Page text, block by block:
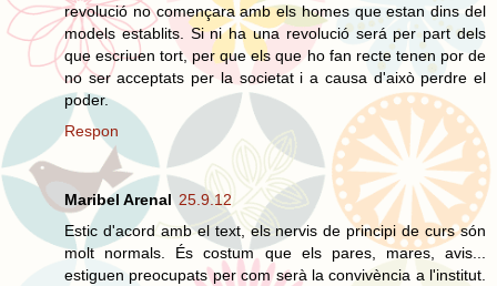
revolució no començara amb els homes que estan dins del
models establits. Si ni ha una revolució será per part dels
que escriuen tort, per que els que ho fan recte tenen por de
no ser acceptats per la societat i a causa d'això perdre el
poder.
Respon
Maribel Arenal 25.9.12
Estic d'acord amb el text, els nervis de principi de curs són
molt normals. És costum que els pares, mares, avis...
estiguen preocupats per com serà la convivència a l'institut.